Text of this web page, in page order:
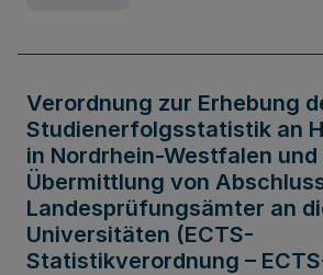
Verordnung zur Erhebung
Studienerfolgsstatistik an
in Nordrhein-Westfalen und
Übermittlung von
Landesprüfungsämter an
Universitäten (ECTS-
Statistikverordnung –